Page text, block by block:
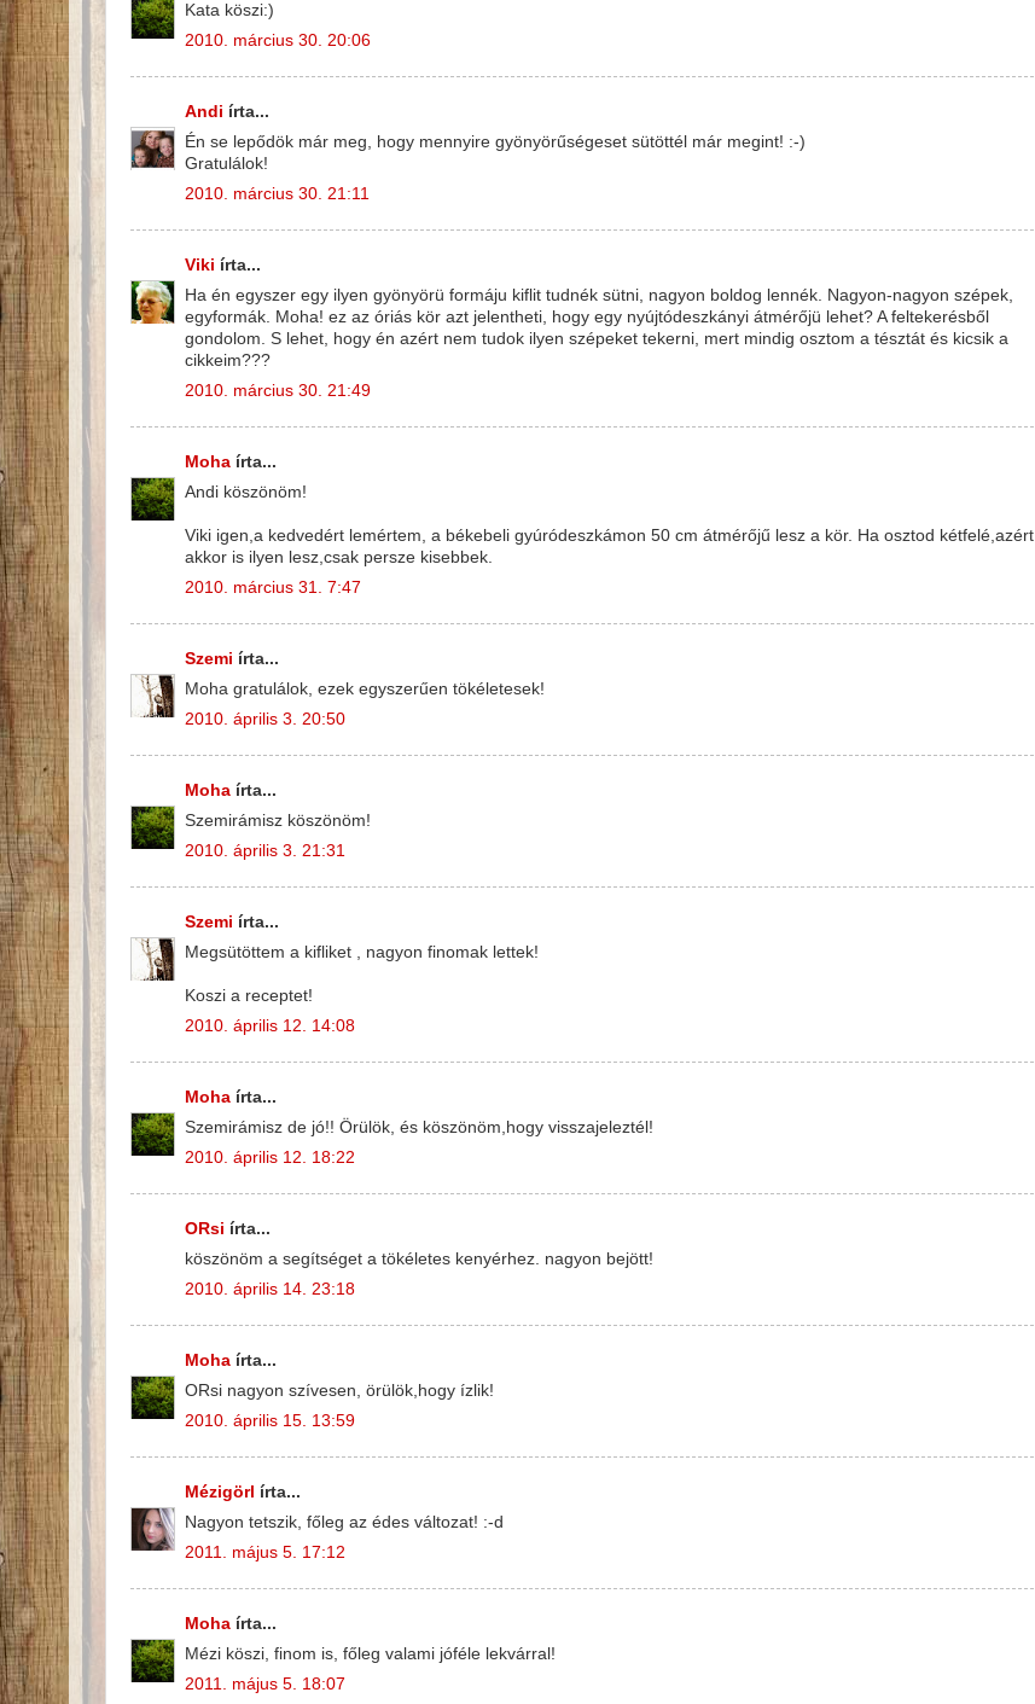
Kata köszi:)
2010. március 30. 20:06
Andi írta...
Én se lepődök már meg, hogy mennyire gyönyörűségeset sütöttél már megint! :-)
Gratulálok!
2010. március 30. 21:11
Viki írta...
Ha én egyszer egy ilyen gyönyörü formáju kiflit tudnék sütni, nagyon boldog lennék. Nagyon-nagyon szépek,
egyformák. Moha! ez az óriás kör azt jelentheti, hogy egy nyújtódeszkányi átmérőjü lehet? A feltekerésből
gondolom. S lehet, hogy én azért nem tudok ilyen szépeket tekerni, mert mindig osztom a tésztát és kicsik a
cikkeim???
2010. március 30. 21:49
Moha írta...
Andi köszönöm!
Viki igen,a kedvedért lemértem, a békebeli gyúródeszkámon 50 cm átmérőjű lesz a kör. Ha osztod kétfelé,azért
akkor is ilyen lesz,csak persze kisebbek.
2010. március 31. 7:47
Szemi írta...
Moha gratulálok, ezek egyszerűen tökéletesek!
2010. április 3. 20:50
Moha írta...
Szemirámisz köszönöm!
2010. április 3. 21:31
Szemi írta...
Megsütöttem a kifliket , nagyon finomak lettek!
Koszi a receptet!
2010. április 12. 14:08
Moha írta...
Szemirámisz de jó!! Örülök, és köszönöm,hogy visszajeleztél!
2010. április 12. 18:22
ORsi írta...
köszönöm a segítséget a tökéletes kenyérhez. nagyon bejött!
2010. április 14. 23:18
Moha írta...
ORsi nagyon szívesen, örülök,hogy ízlik!
2010. április 15. 13:59
Mézigörl írta...
Nagyon tetszik, főleg az édes változat! :-d
2011. május 5. 17:12
Moha írta...
Mézi köszi, finom is, főleg valami jóféle lekvárral!
2011. május 5. 18:07